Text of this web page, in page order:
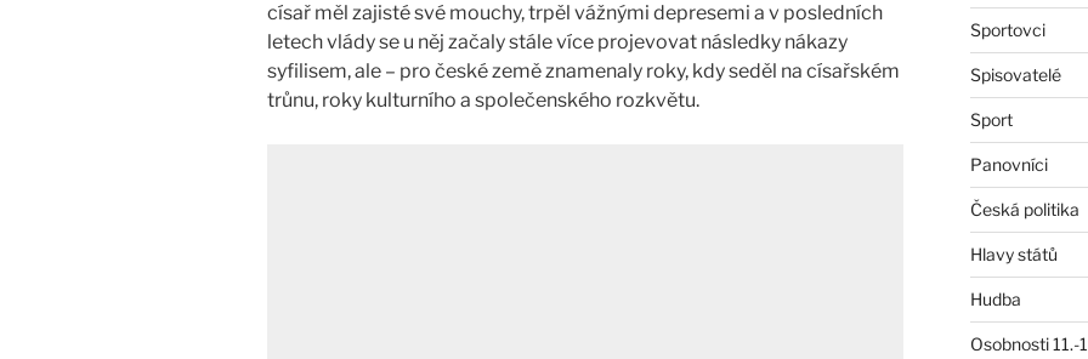
císař měl zajisté své mouchy, trpěl vážnými depresemi a v posledních
letech vlády se u něj začaly stále více projevovat následky nákazy
syfilisem, ale – pro české země znamenaly roky, kdy seděl na císařském
trůnu, roky kulturního a společenského rozkvětu.
Sportovci
Spisovatelé
Sport
Panovníci
Česká politika
Hlavy států
Hudba
Osobnosti 11.-